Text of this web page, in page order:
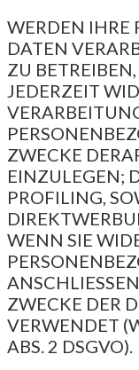
WERDEN IHRE
DATEN
ZU
JEDERZEIT
ZWECKE
EINZULEGEN;
PROFILING,
WENN SIE
ZWECKE DER
VERWENDET
ABS. 2 DSGVO).